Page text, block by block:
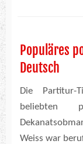
Populäres
Deutsch
Die Partitur-
beliebten
Weiss war